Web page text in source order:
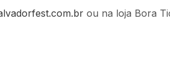
ou na loja Bora